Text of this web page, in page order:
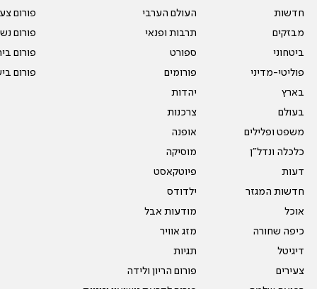
חדשות
מבזקים
ביטחוני
פוליטי-מדיני
בארץ
בעולם
משפט ופלילים
כלכלה ונדל"ן
דעות
חדשות המגזר
אוכל
כיפה שחורה
דיגיטל
צעירים
העולם הערבי
תרבות ופנאי
ספורט
פורומים
יהדות
צרכנות
אופנה
מוסיקה
פיוטקאסט
ילדודס
מודעות אבל
מזג אוויר
תגיות
פורום הריון ולידה
פורום
פורום
פורום
פורום